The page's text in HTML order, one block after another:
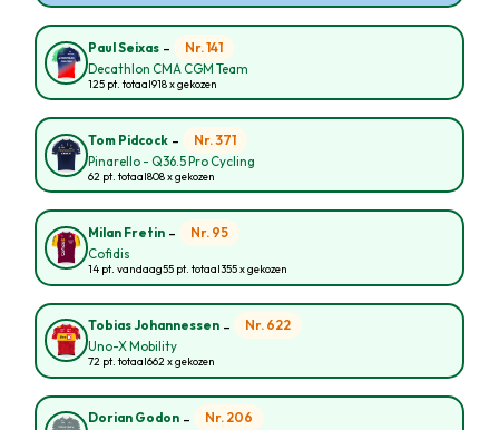
Paul Seixas - Nr. 141
Decathlon CMA CGM Team
125 pt. totaal918 x gekozen
Tom Pidcock - Nr. 371
Pinarello - Q36.5 Pro Cycling
62 pt. totaal808 x gekozen
Milan Fretin - Nr. 95
Cofidis
14 pt. vandaag55 pt. totaal355 x gekozen
Tobias Johannessen - Nr. 622
Uno-X Mobility
72 pt. totaal662 x gekozen
Dorian Godon - Nr. 206